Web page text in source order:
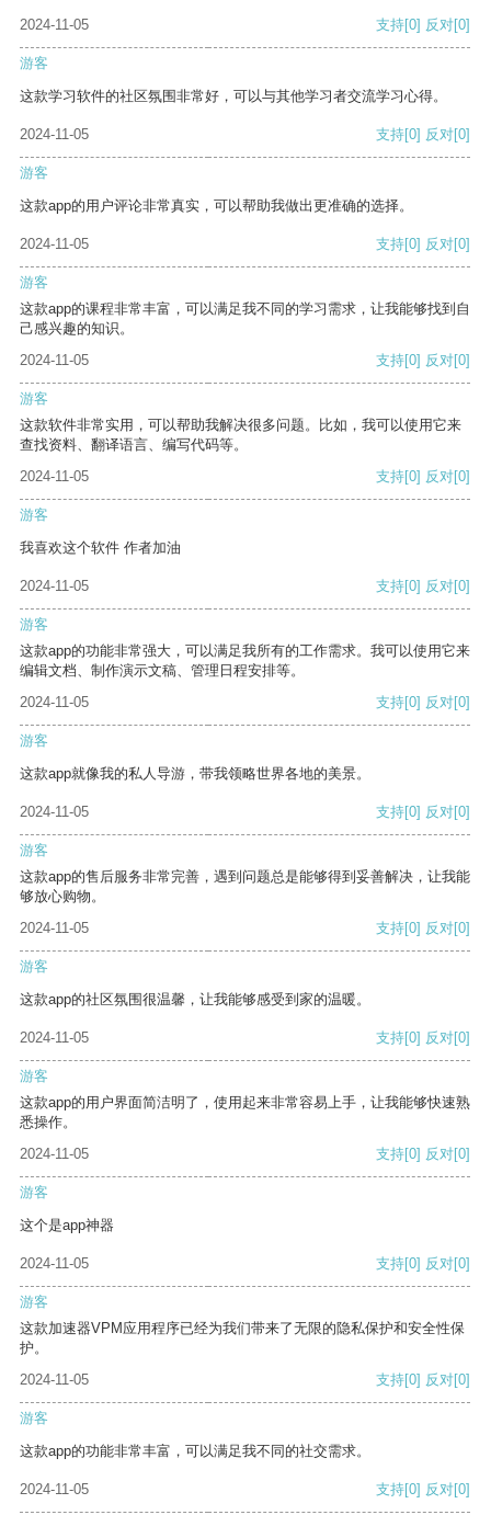
2024-11-05
支持[0] 反对[0]
游客
这款学习软件的社区氛围非常好，可以与其他学习者交流学习心得。
2024-11-05 支持[0] 反对[0]
游客
这款app的用户评论非常真实，可以帮助我做出更准确的选择。
2024-11-05 支持[0] 反对[0]
游客
这款app的课程非常丰富，可以满足我不同的学习需求，让我能够找到自
己感兴趣的知识。
2024-11-05
支持[0] 反对[0]
游客
这款软件非常实用，可以帮助我解决很多问题。比如，我可以使用它来
查找资料、翻译语言、编写代码等。
2024-11-05
支持[0] 反对[0]
游客
我喜欢这个软件 作者加油
2024-11-05 支持[0] 反对[0]
游客
这款app的功能非常强大，可以满足我所有的工作需求。我可以使用它来
编辑文档、制作演示文稿、管理日程安排等。
2024-11-05
支持[0] 反对[0]
游客
这款app就像我的私人导游，带我领略世界各地的美景。
2024-11-05 支持[0] 反对[0]
游客
这款app的售后服务非常完善，遇到问题总是能够得到妥善解决，让我能
够放心购物。
2024-11-05
支持[0] 反对[0]
游客
这款app的社区氛围很温馨，让我能够感受到家的温暖。
2024-11-05 支持[0] 反对[0]
游客
这款app的用户界面简洁明了，使用起来非常容易上手，让我能够快速熟
悉操作。
2024-11-05
支持[0] 反对[0]
游客
这个是app神器
2024-11-05 支持[0] 反对[0]
游客
这款加速器VPM应用程序已经为我们带来了无限的隐私保护和安全性保
护。
2024-11-05
支持[0] 反对[0]
游客
这款app的功能非常丰富，可以满足我不同的社交需求。
2024-11-05 支持[0] 反对[0]